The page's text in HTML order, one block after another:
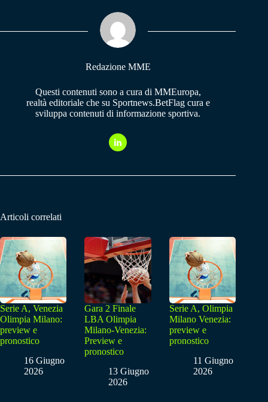
pp m
Redazione MME
Questi contenuti sono a cura di MMEuropa,
realtà editoriale che su Sportnews.BetFlag cura e
sviluppa contenuti di informazione sportiva.
Articoli correlati
Serie A, Venezia
Olimpia Milano:
preview e
pronostico
16 Giugno
2026
Gara 2 Finale
LBA Olimpia
Milano-Venezia:
Preview e
pronostico
13 Giugno
2026
Serie A, Olimpia
Milano Venezia:
preview e
pronostico
11 Giugno
2026